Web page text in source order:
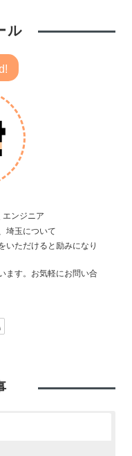
ル
エンジニア
埼玉について
いただけると励みになり
ます。お気軽にお問い合